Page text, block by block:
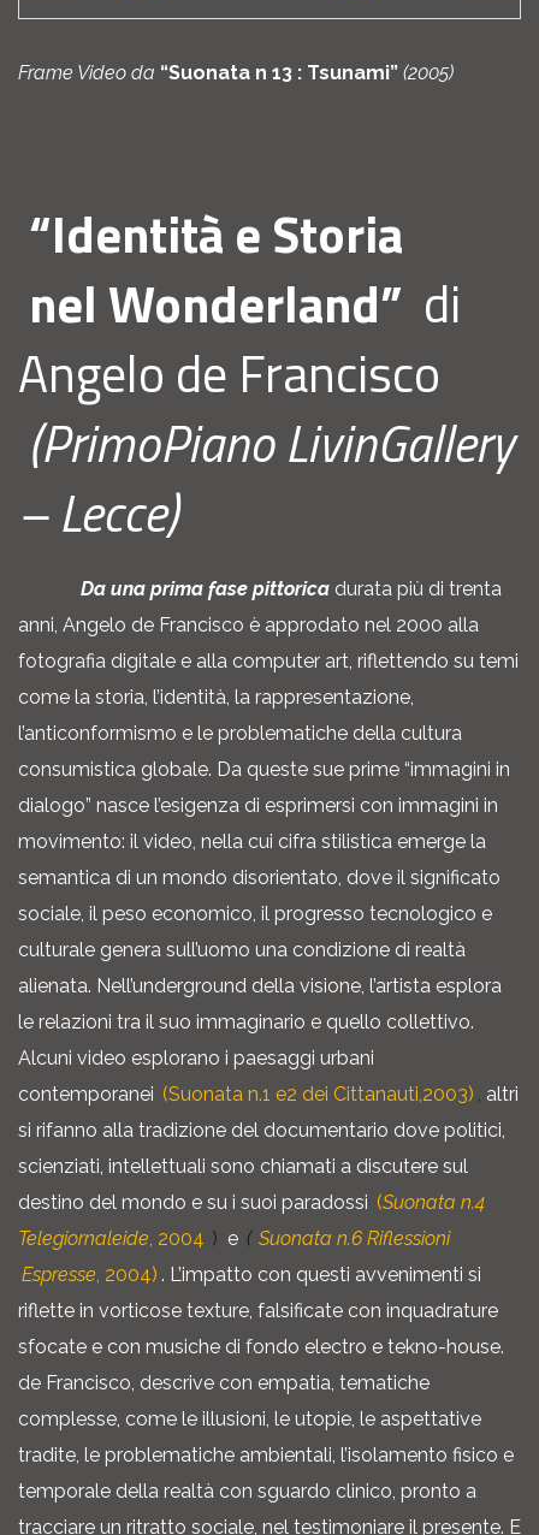
Frame Video da “Suonata n 13 : Tsunami” (2005)
“Identità e Storia
nel Wonderland” di
Angelo de Francisco
(PrimoPiano LivinGallery
– Lecce)
Da una prima fase pittorica durata più di trenta
anni, Angelo de Francisco è approdato nel 2000 alla
fotografia digitale e alla computer art, riflettendo su temi
come la storia, l’identità, la rappresentazione,
l’anticonformismo e le problematiche della cultura
consumistica globale. Da queste sue prime “immagini in
dialogo” nasce l’esigenza di esprimersi con immagini in
movimento: il video, nella cui cifra stilistica emerge la
semantica di un mondo disorientato, dove il significato
sociale, il peso economico, il progresso tecnologico e
culturale genera sull’uomo una condizione di realtà
alienata. Nell’underground della visione, l’artista esplora
le relazioni tra il suo immaginario e quello collettivo.
Alcuni video esplorano i paesaggi urbani
contemporanei (Suonata n.1 e2 dei Cittanauti,2003) , altri
si rifanno alla tradizione del documentario dove politici,
scienziati, intellettuali sono chiamati a discutere sul
destino del mondo e su i suoi paradossi (Suonata n.4
Telegiornaleide, 2004 ) e ( Suonata n.6 Riflessioni
Espresse, 2004) . L’impatto con questi avvenimenti si
riflette in vorticose texture, falsificate con inquadrature
sfocate e con musiche di fondo electro e tekno-house.
de Francisco, descrive con empatia, tematiche
complesse, come le illusioni, le utopie, le aspettative
tradite, le problematiche ambientali, l’isolamento fisico e
temporale della realtà con sguardo clinico, pronto a
tracciare un ritratto sociale, nel testimoniare il presente. E